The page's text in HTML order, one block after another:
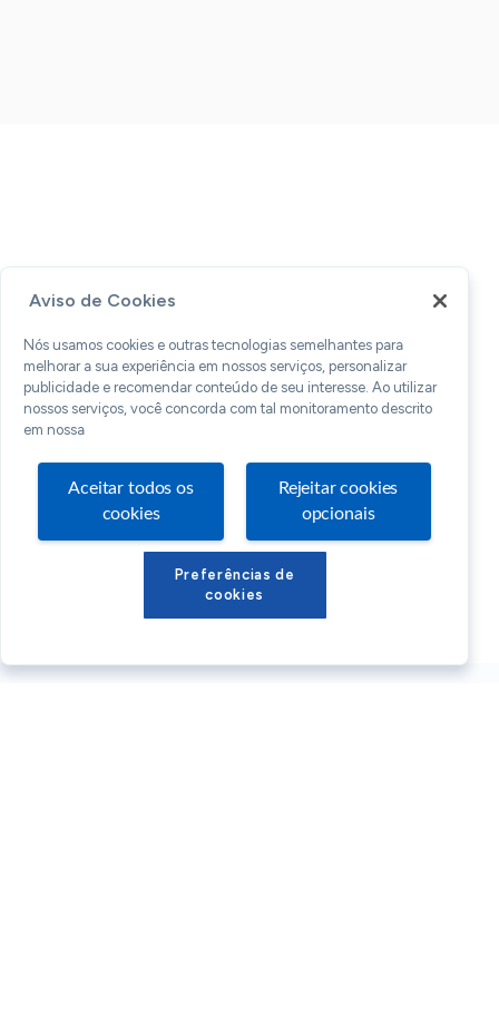
Aviso de Cookies
Nós usamos cookies e outras tecnologias semelhantes para
melhorar a sua experiência em nossos serviços, personalizar
publicidade e recomendar conteúdo de seu interesse. Ao utilizar
nossos serviços, você concorda com tal monitoramento descrito
em nossa
Aceitar todos os
cookies
Rejeitar cookies
opcionais
Preferências de
cookies